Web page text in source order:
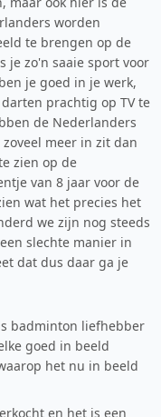
worden
te brengen op de
je zo'n saaie sport voor
je goed in je werk,
prachtig op TV te
de Nederlanders
meer in zit dan
zien op de
van 8 jaar voor de
wat het precies het
we zijn nog steeds
slechte manier in
dat dus daar ga je
badminton liefhebber
goed in beeld
het nu in beeld
en het is een